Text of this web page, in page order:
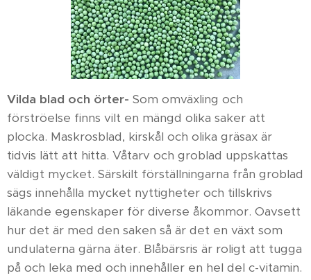
Vilda blad och örter- Som omväxling och
förströelse finns vilt en mängd olika saker att
plocka. Maskrosblad, kirskål och olika gräsax är
tidvis lätt att hitta. Våtarv och groblad uppskattas
väldigt mycket. Särskilt förställningarna från groblad
sägs innehålla mycket nyttigheter och tillskrivs
läkande egenskaper för diverse åkommor. Oavsett
hur det är med den saken så är det en växt som
undulaterna gärna äter. Blåbärsris är roligt att tugga
på och leka med och innehåller en hel del c-vitamin.